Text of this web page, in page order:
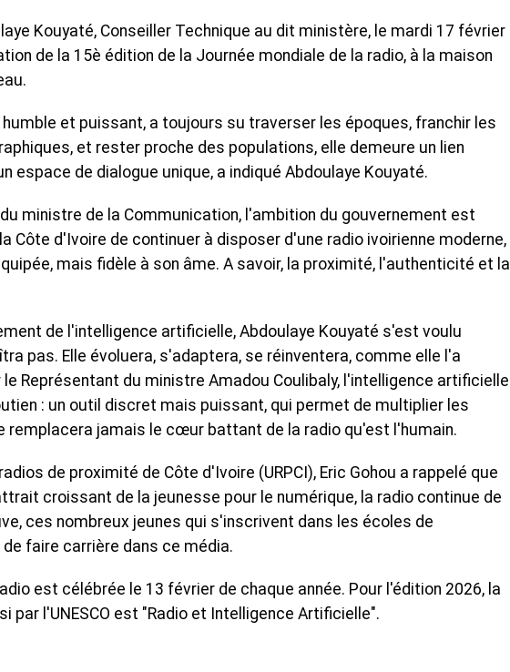
Kouyaté, Conseiller Technique au dit ministère, le mardi 17 février
de la 15è édition de la Journée mondiale de la radio, à la maison
et puissant, a toujours su traverser les époques, franchir les
et rester proche des populations, elle demeure un lien
espace de dialogue unique, a indiqué Abdoulaye Kouyaté.
ministre de la Communication, l'ambition du gouvernement est
Côte d'Ivoire de continuer à disposer d'une radio ivoirienne moderne,
mais fidèle à son âme. A savoir, la proximité, l'authenticité et la
de l'intelligence artificielle, Abdoulaye Kouyaté s'est voulu
pas. Elle évoluera, s'adaptera, se réinventera, comme elle l'a
Représentant du ministre Amadou Coulibaly, l'intelligence artificielle
: un outil discret mais puissant, qui permet de multiplier les
remplacera jamais le cœur battant de la radio qu'est l'humain.
de proximité de Côte d'Ivoire (URPCI), Eric Gohou a rappelé que
croissant de la jeunesse pour le numérique, la radio continue de
ces nombreux jeunes qui s'inscrivent dans les écoles de
faire carrière dans ce média.
est célébrée le 13 février de chaque année. Pour l'édition 2026, la
par l'UNESCO est "Radio et Intelligence Artificielle".